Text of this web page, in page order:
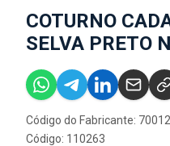
COTURNO
SELVA PRETO
Código do Fabricante:
Código: 110263